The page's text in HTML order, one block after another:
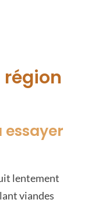
essayer
lentement
viandes